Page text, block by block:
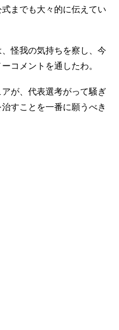
までも大々的に伝えてい
怪我の気持ちを察し、今
コメントを通したわ。
が、代表選考がって騒ぎ
すことを一番に願うべき